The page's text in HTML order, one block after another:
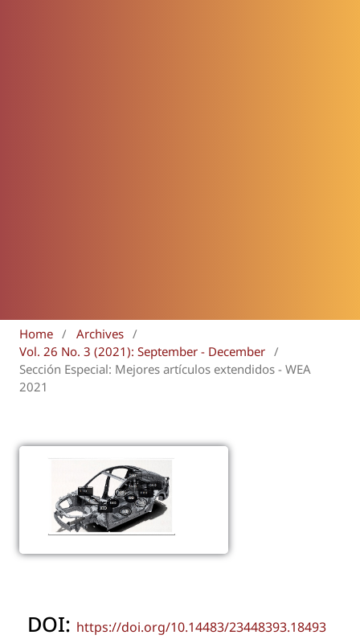
Home / Archives /
Vol. 26 No. 3 (2021): September - December /
Sección Especial: Mejores artículos extendidos - WEA
2021
DOI: https://doi.org/10.14483/23448393.18493